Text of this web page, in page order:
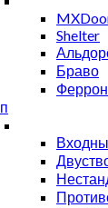
Shelter
Браво